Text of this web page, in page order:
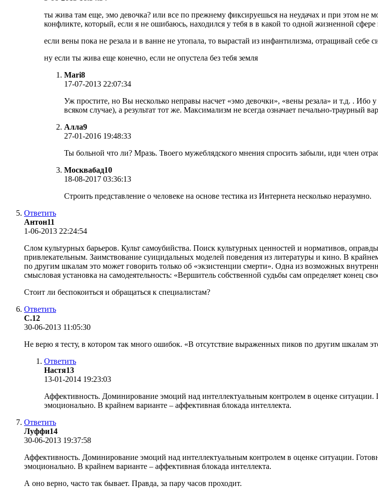
ты жива там еще, эмо девочка? или все по прежнему фиксируешься на неудачах и при этом не
конфликте, который, если я не ошибаюсь, находился у тебя в в какой то одной жизненной
если вены пока не резала и в ванне не утопала, то вырастай из инфантилизма, отращивай себе
ну если ты жива еще конечно, если не опустела без тебя земля
Mari8
17-07-2013 22:07:34
Уж простите, но Вы несколько неправы насчет «эмо девочки», «вены резала» и т.д. . Ибо
всяком случае), а результат тот же. Максимализм не всегда означает печально-траурный
Алла9
27-01-2016 19:48:33
Ты больной что ли? Мразь. Твоего мужеблядского мнения спросить забыли, иди член
Москвабад10
18-08-2017 03:36:13
Строить представление о человеке на основе тестика из Интернета несколько неразумно.
Ответить
Антон11
1-06-2013 22:24:54
Слом культурных барьеров. Культ самоубийства. Поиск культурных ценностей и нормативов,
привлекательным. Заимствование суицидальных моделей поведения из литературы и кино. В
по другим шкалам это может говорить только об «экзистенции смерти». Одна из возможных
смысловая установка на самодеятельность: «Вершитель собственной судьбы сам определяет конец
Стоит ли беспокоиться и обращаться к специалистам?
Ответить
С.12
30-06-2013 11:05:30
Не верю я тесту, в котором так много ошибок. «В отсутствие выраженных пиков по другим шкалам
Ответить
Настя13
13-01-2014 19:23:03
Аффективность. Доминирование эмоций над интеллектуальным контролем в оценке
эмоционально. В крайнем варианте – аффективная блокада интеллекта.
Ответить
Луффи14
30-06-2013 19:37:58
Аффективность. Доминирование эмоций над интеллектуальным контролем в оценке ситуации.
эмоционально. В крайнем варианте – аффективная блокада интеллекта.
А оно верно, часто так бывает. Правда, за пару часов проходит.